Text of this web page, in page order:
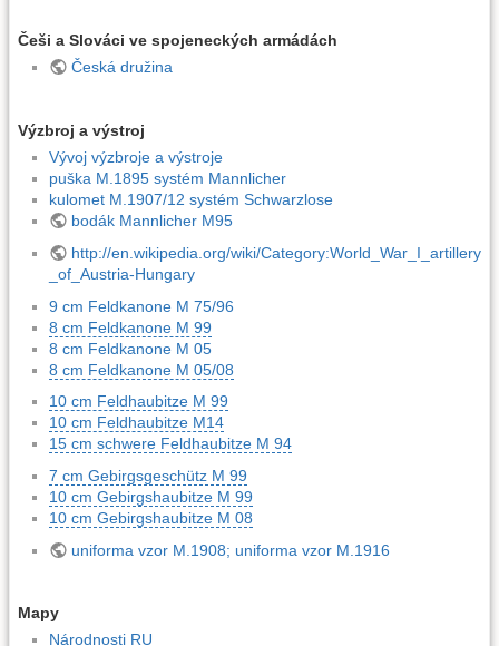
Češi a Slováci ve spojeneckých armádách
Česká družina
Výzbroj a výstroj
Vývoj výzbroje a výstroje
puška M.1895 systém Mannlicher
kulomet M.1907/12 systém Schwarzlose
bodák Mannlicher M95
http://en.wikipedia.org/wiki/Category:World_War_I_artillery
_of_Austria-Hungary
9 cm Feldkanone M 75/96
8 cm Feldkanone M 99
8 cm Feldkanone M 05
8 cm Feldkanone M 05/08
10 cm Feldhaubitze M 99
10 cm Feldhaubitze M14
15 cm schwere Feldhaubitze M 94
7 cm Gebirgsgeschütz M 99
10 cm Gebirgshaubitze M 99
10 cm Gebirgshaubitze M 08
uniforma vzor M.1908; uniforma vzor M.1916
Mapy
Národnosti RU